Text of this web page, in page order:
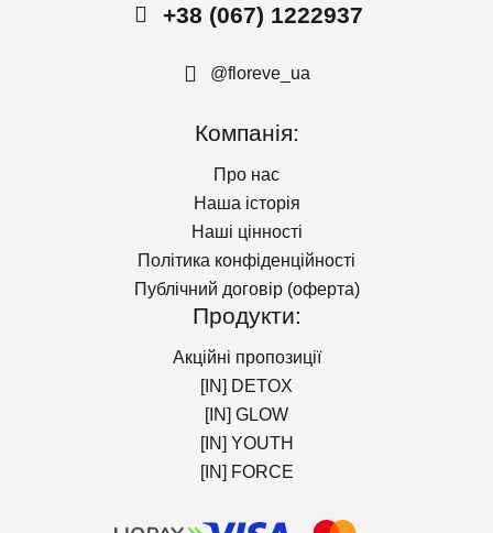
+38 (067) 1222937
@floreve_ua
Компанія:
Про нас
Наша історія
Наші цінності
Політика конфіденційності
Публічний договір (оферта)
Продукти:
Акційні пропозиції
[IN] DETOX
[IN] GLOW
[IN] YOUTH
[IN] FORCE